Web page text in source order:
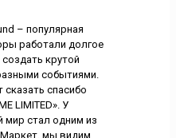
– популярная
работали долгое
крутой
событиями.
спасибо
LIMITED». У
мир стал одним из
мы видим